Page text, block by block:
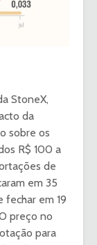
StoneX,
da
sobre os
R$ 100 a
de
em 35
fechar em 19
preço no
para